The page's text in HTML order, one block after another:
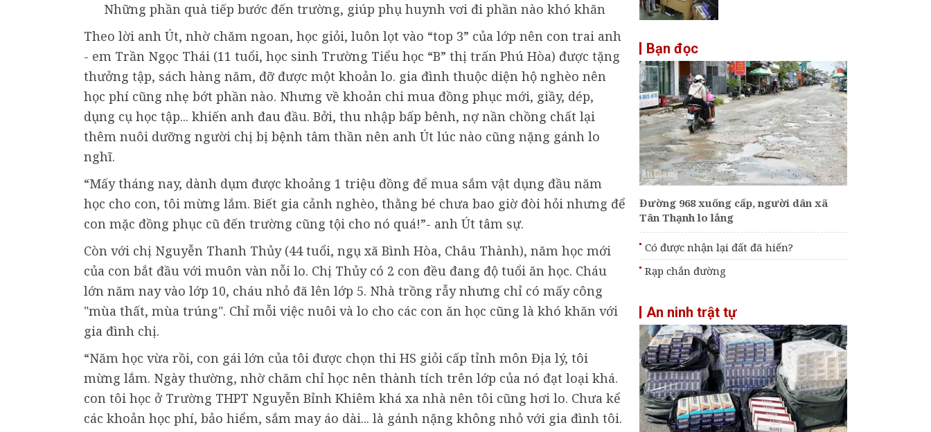
Những phần quà tiếp bước đến trường, giúp phụ huynh vơi đi phần nào khó khăn
Theo lời anh Út, nhờ chăm ngoan, học giỏi, luôn lọt vào “top 3” của lớp nên con trai anh
- em Trần Ngọc Thái (11 tuổi, học sinh Trường Tiểu học “B” thị trấn Phú Hòa) được tặng
thưởng tập, sách hàng năm, đỡ được một khoản lo. gia đình thuộc diện hộ nghèo nên
học phí cũng nhẹ bớt phần nào. Nhưng về khoản chi mua đồng phục mới, giầy, dép,
dụng cụ học tập... khiến anh đau đầu. Bởi, thu nhập bấp bênh, nợ nần chồng chất lại
thêm nuôi dưỡng người chị bị bệnh tâm thần nên anh Út lúc nào cũng nặng gánh lo
nghĩ.
“Mấy tháng nay, dành dụm được khoảng 1 triệu đồng để mua sắm vật dụng đầu năm
học cho con, tôi mừng lắm. Biết gia cảnh nghèo, thằng bé chưa bao giờ đòi hỏi nhưng để
con mặc đồng phục cũ đến trường cũng tội cho nó quá!”- anh Út tâm sự.
Còn với chị Nguyễn Thanh Thủy (44 tuổi, ngụ xã Bình Hòa, Châu Thành), năm học mới
của con bắt đầu với muôn vàn nỗi lo. Chị Thủy có 2 con đều đang độ tuổi ăn học. Cháu
lớn năm nay vào lớp 10, cháu nhỏ đã lên lớp 5. Nhà trồng rẫy nhưng chỉ có mấy công
"mùa thất, mùa trúng". Chỉ mỗi việc nuôi và lo cho các con ăn học cũng là khó khăn với
gia đình chị.
“Năm học vừa rồi, con gái lớn của tôi được chọn thi HS giỏi cấp tỉnh môn Địa lý, tôi
mừng lắm. Ngày thường, nhờ chăm chỉ học nên thành tích trên lớp của nó đạt loại khá.
con tôi học ở Trường THPT Nguyễn Bỉnh Khiêm khá xa nhà nên tôi cũng hơi lo. Chưa kể
các khoản học phí, bảo hiểm, sắm may áo dài... là gánh nặng không nhỏ với gia đình tôi.
Bạn đọc
Đường 968 xuống cấp, người dân xã
Tân Thạnh lo lắng
Có được nhận lại đất đã hiến?
Rạp chắn đường
An ninh trật tự